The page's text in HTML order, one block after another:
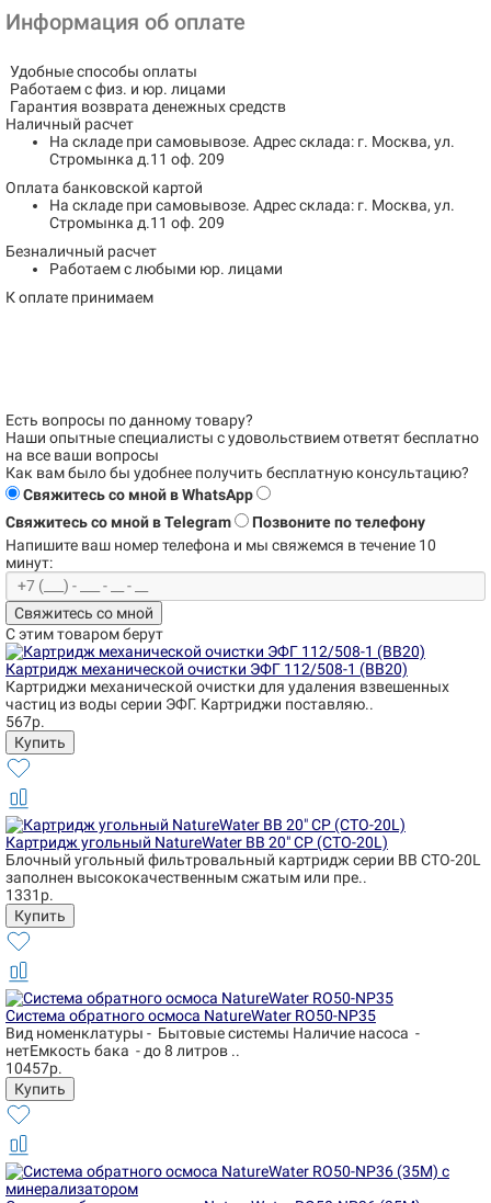
Информация об оплате
Удобные способы оплаты
Работаем с физ. и юр. лицами
Гарантия возврата денежных средств
Наличный расчет
На складе при самовывозе. Адрес склада: г. Москва, ул.
Стромынка д.11 оф. 209
Оплата банковской картой
На складе при самовывозе. Адрес склада: г. Москва, ул.
Стромынка д.11 оф. 209
Безналичный расчет
Работаем с любыми юр. лицами
К оплате принимаем
Есть вопросы по данному товару?
Наши опытные специалисты с удовольствиемответят бесплатно
на все ваши вопросы
Как вам было бы удобнее получить бесплатную консультацию?
Свяжитесь со мной в WhatsApp
Свяжитесь со мной в Telegram
Позвоните по телефону
Напишите ваш номер телефона и мы свяжемся в течение 10
минут:
Свяжитесь со мной
С этим товаром берут
Картридж механической очистки ЭФГ 112/508-1 (BB20)
Картриджи механической очистки для удаления взвешенных
частиц из воды серии ЭФГ. Картриджи поставляю..
567р.
Картридж угольный NatureWater BB 20" CP (CTO-20L)
Блочный угольный фильтровальный картридж серии BB CTO-20L
заполнен высококачественным сжатым или пре..
1331р.
Система обратного осмоса NatureWater RO50-NP35
Вид номенклатуры - Бытовые системы Наличие насоса -
нетЕмкость бака - до 8 литров ..
10457р.